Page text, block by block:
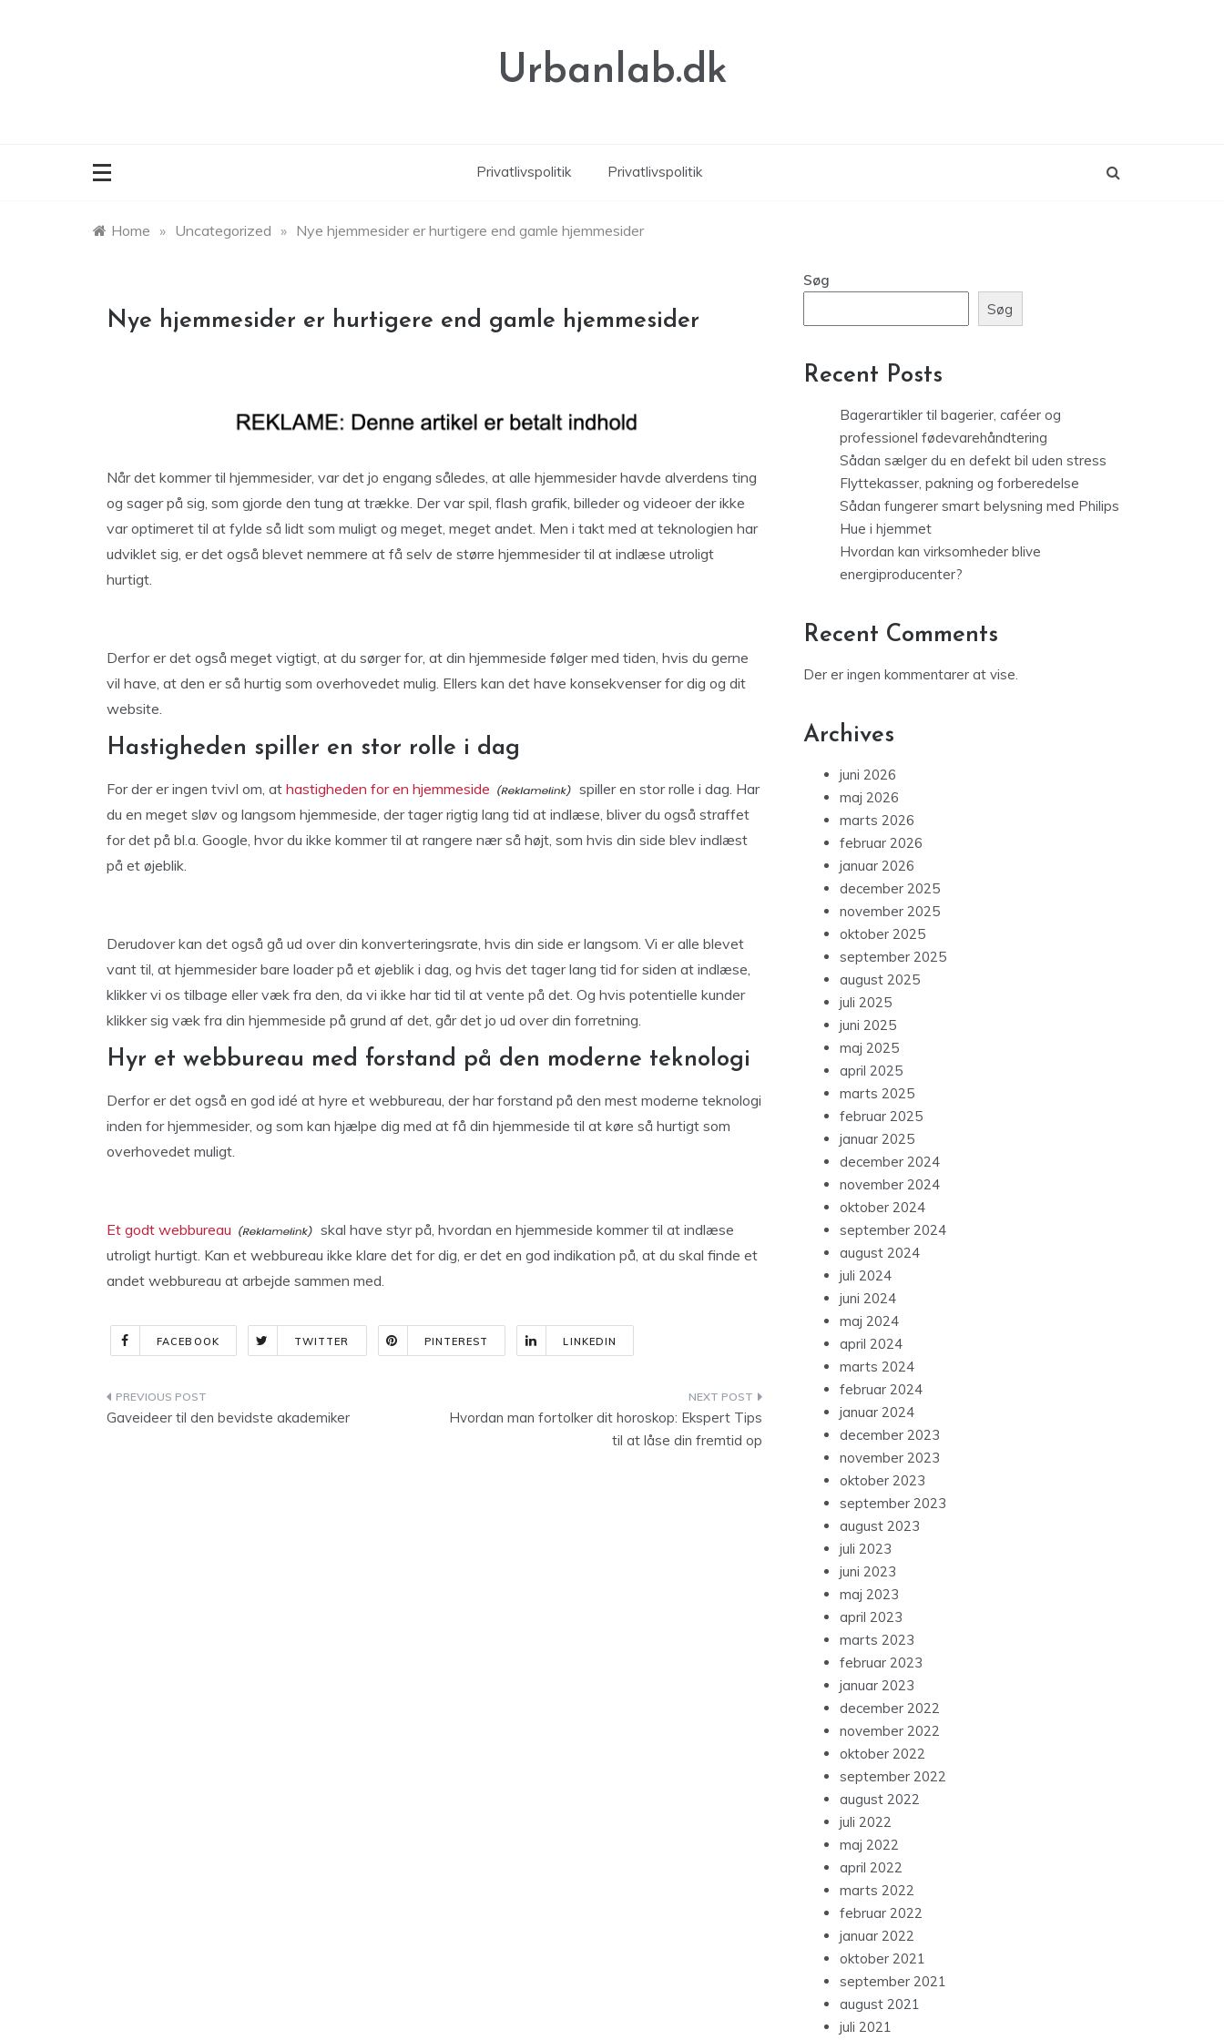
Urbanlab.dk
Privatlivspolitik Privatlivspolitik
Home » Uncategorized » Nye hjemmesider er hurtigere end gamle hjemmesider
Nye hjemmesider er hurtigere end gamle hjemmesider
Når det kommer til hjemmesider, var det jo engang således, at alle hjemmesider havde alverdens ting
og sager på sig, som gjorde den tung at trække. Der var spil, flash grafik, billeder og videoer der ikke
var optimeret til at fylde så lidt som muligt og meget, meget andet. Men i takt med at teknologien har
udviklet sig, er det også blevet nemmere at få selv de større hjemmesider til at indlæse utroligt
hurtigt.
Derfor er det også meget vigtigt, at du sørger for, at din hjemmeside følger med tiden, hvis du gerne
vil have, at den er så hurtig som overhovedet mulig. Ellers kan det have konsekvenser for dig og dit
website.
Hastigheden spiller en stor rolle i dag
For der er ingen tvivl om, at hastigheden for en hjemmeside
spiller en stor rolle i dag. Har
du en meget sløv og langsom hjemmeside, der tager rigtig lang tid at indlæse, bliver du også straffet
for det på bl.a. Google, hvor du ikke kommer til at rangere nær så højt, som hvis din side blev indlæst
på et øjeblik.
Derudover kan det også gå ud over din konverteringsrate, hvis din side er langsom. Vi er alle blevet
vant til, at hjemmesider bare loader på et øjeblik i dag, og hvis det tager lang tid for siden at indlæse,
klikker vi os tilbage eller væk fra den, da vi ikke har tid til at vente på det. Og hvis potentielle kunder
klikker sig væk fra din hjemmeside på grund af det, går det jo ud over din forretning.
Hyr et webbureau med forstand på den moderne teknologi
Derfor er det også en god idé at hyre et webbureau, der har forstand på den mest moderne teknologi
inden for hjemmesider, og som kan hjælpe dig med at få din hjemmeside til at køre så hurtigt som
overhovedet muligt.
Et godt webbureau
skal have styr på, hvordan en hjemmeside kommer til at indlæse
utroligt hurtigt. Kan et webbureau ikke klare det for dig, er det en god indikation på, at du skal finde et
andet webbureau at arbejde sammen med.
FACEBOOK TWITTER PINTEREST LINKEDIN
Indlægsnavigation
Gaveideer til den bevidste akademiker
Hvordan man fortolker dit horoskop: Ekspert Tips
til at låse din fremtid op
Søg
Søg
Recent Posts
Bagerartikler til bagerier, caféer og
professionel fødevarehåndtering
Sådan sælger du en defekt bil uden stress
Flyttekasser, pakning og forberedelse
Sådan fungerer smart belysning med Philips
Hue i hjemmet
Hvordan kan virksomheder blive
energiproducenter?
Recent Comments
Der er ingen kommentarer at vise.
Archives
juni 2026
maj 2026
marts 2026
februar 2026
januar 2026
december 2025
november 2025
oktober 2025
september 2025
august 2025
juli 2025
juni 2025
maj 2025
april 2025
marts 2025
februar 2025
januar 2025
december 2024
november 2024
oktober 2024
september 2024
august 2024
juli 2024
juni 2024
maj 2024
april 2024
marts 2024
februar 2024
januar 2024
december 2023
november 2023
oktober 2023
september 2023
august 2023
juli 2023
juni 2023
maj 2023
april 2023
marts 2023
februar 2023
januar 2023
december 2022
november 2022
oktober 2022
september 2022
august 2022
juli 2022
maj 2022
april 2022
marts 2022
februar 2022
januar 2022
oktober 2021
september 2021
august 2021
juli 2021